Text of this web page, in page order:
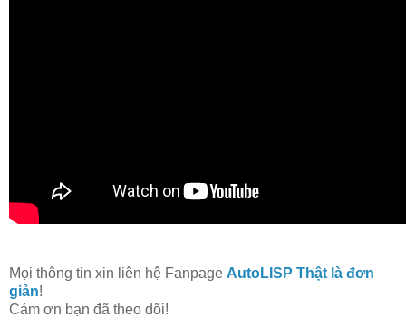
Mọi thông tin xin liên hệ Fanpage AutoLISP Thật là đơn
giản!
Cảm ơn bạn đã theo dõi!